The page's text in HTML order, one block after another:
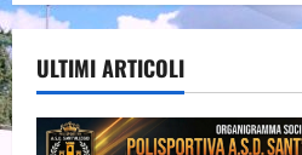
ULTIMI ARTICOLI